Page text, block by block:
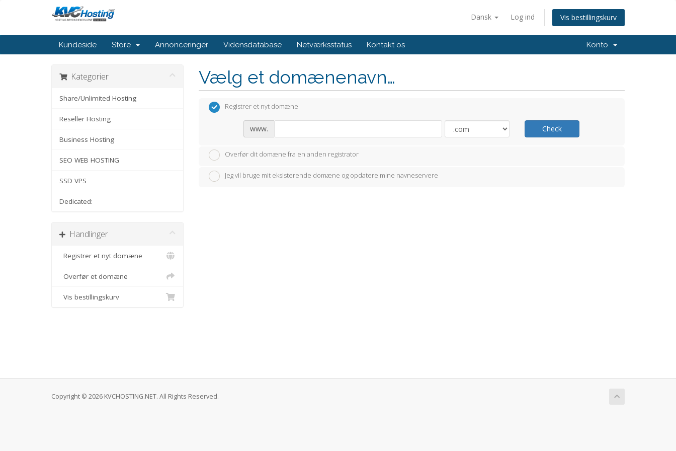
Dansk Log ind Vis bestillingskurv
Kundeside Store Annonceringer Vidensdatabase Netværksstatus Kontakt os Konto
Kategorier
Share/Unlimited Hosting
Reseller Hosting
Business Hosting
SEO WEB HOSTING
SSD VPS
Dedicated:
Handlinger
Registrer et nyt domæne
Overfør et domæne
Vis bestillingskurv
Vælg et domænenavn…
Registrer et nyt domæne
www. Check
Overfør dit domæne fra en anden registrator
Jeg vil bruge mit eksisterende domæne og opdatere mine navneservere
Copyright © 2026 KVCHOSTING.NET. All Rights Reserved.